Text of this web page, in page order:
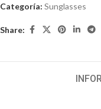
Categoría: Sunglasses
Share: